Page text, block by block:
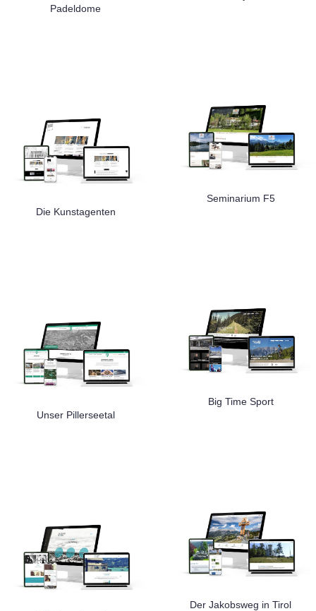
Padeldome
Seminarium F5
Die Kunstagenten
Big Time Sport
Unser Pillerseetal
Der Jakobsweg in Tirol